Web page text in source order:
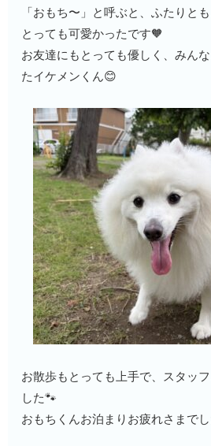
「おもち〜」と呼ぶと、ふたりと
とっても可愛かったです🧡
お友達にもとっても優しく、みん
たイケメンくん😊
お散歩もとっても上手で、スタッ
した🐾
おもちくんお泊まりお疲れさまでし